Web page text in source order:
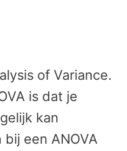
of Variance.
is dat je
kan
een ANOVA